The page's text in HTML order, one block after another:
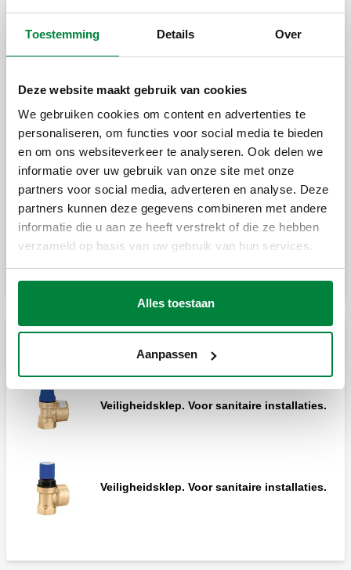
Toestemming Details Over
Deze website maakt gebruik van cookies
We gebruiken cookies om content en advertenties te
personaliseren, om functies voor social media te bieden
en om ons websiteverkeer te analyseren. Ook delen we
informatie over uw gebruik van onze site met onze
partners voor social media, adverteren en analyse. Deze
partners kunnen deze gegevens combineren met andere
informatie die u aan ze heeft verstrekt of die ze hebben
verzameld op basis van uw gebruik van hun services.
Alles toestaan
Aanpassen
manometer.
Veiligheidsklep.
Veiligheidsklep.
Veiligheidsklep.
Veiligheidsklep.
Veiligheidsklep.
Vergroten
Veiligheidsklep. Voor sanitaire installaties.
Veiligheidsklep. Voor sanitaire installaties.